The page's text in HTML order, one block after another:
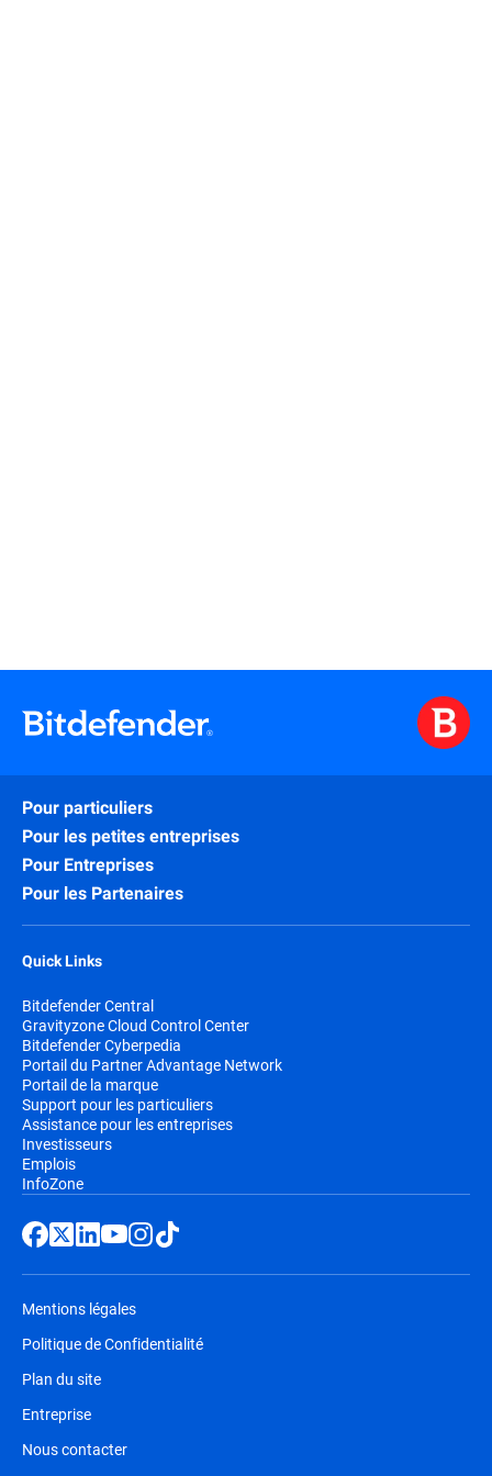
Pour particuliers
Pour les petites entreprises
Pour Entreprises
Pour les Partenaires
Quick Links
Bitdefender Central
Gravityzone Cloud Control Center
Bitdefender Cyberpedia
Portail du Partner Advantage Network
Portail de la marque
Support pour les particuliers
Assistance pour les entreprises
Investisseurs
Emplois
InfoZone
Mentions légales
Politique de Confidentialité
Plan du site
Entreprise
Nous contacter